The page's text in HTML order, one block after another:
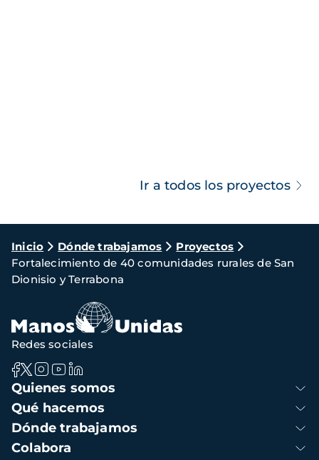
Ir a todos los proyectos
Ruta
de
navegación
Inicio Dónde trabajamos
Proyectos
Fortalecimiento de 40 comunidades rurales de San
Dionisio y Terrabona
Navegación
principal
Quienes somos
Qué hacemos
Dónde trabajamos
Colabora
Redes sociales